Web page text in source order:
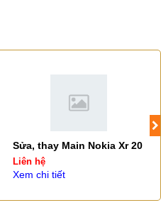
Sửa, thay Main Nokia Xr 20
Liên hệ
Xem chi tiết